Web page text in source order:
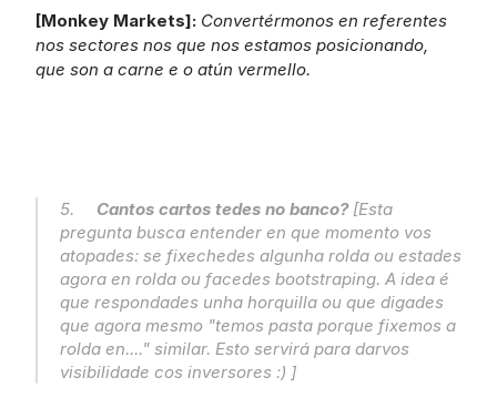
[Monkey Markets]: Convertérmonos en referentes
nos sectores nos que nos estamos posicionando,
que son a carne e o atún vermello.
5. Cantos cartos tedes no banco? [Esta
pregunta busca entender en que momento vos
atopades: se fixechedes algunha rolda ou estades
agora en rolda ou facedes bootstraping. A idea é
que respondades unha horquilla ou que digades
que agora mesmo "temos pasta porque fixemos a
rolda en...." similar. Esto servirá para darvos
visibilidade cos inversores :) ]